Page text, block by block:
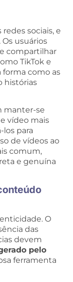
sociais, e
usuários
compartilhar
TikTok e
forma como as
histórias
manter-se
vídeo mais
para
de vídeos ao
comum,
e genuína
O
das
devem
pelo
ferramenta